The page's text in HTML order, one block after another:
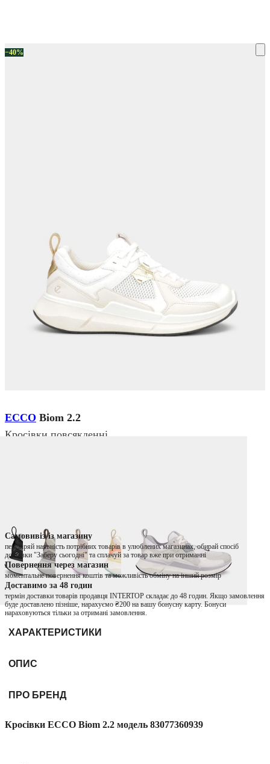
−40%
ECCO Biom 2.2
Кросівки повсякденні
Самовивіз із магазину
перевіряй наявність потрібних товарів в улюблених магазинах, обирай спосіб
доставки "Заберу сьогодні" та сплачуй за товар вже при отриманні
Повернення через магазин
моментальне повернення коштів та можливість обміну на інший розмір
Доставимо за 48 годин
термін доставки товарів продавця INTERTOP складає до 48 годин. Якщо замовлення
буде доставлено пізніше, нарахуємо ₴200 на вашу бонусну карту. Бонуси
нараховуються тільки за отримані замовлення.
ХАРАКТЕРИСТИКИ
ОПИС
ПРО БРЕНД
Кросівки ECCO Biom 2.2 модель 83077360939